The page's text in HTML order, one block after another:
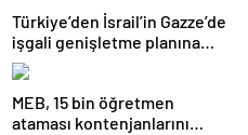
Türkiye’den İsrail’in Gazze’de
işgali genişletme planına
tepki
MEB, 15 bin öğretmen
ataması kontenjanlarını